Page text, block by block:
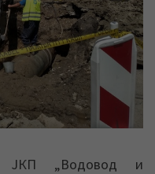
ЈКП „Водовод и